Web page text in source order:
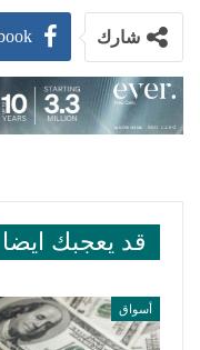
شارك
قد يعجبك ايضا
أسواق